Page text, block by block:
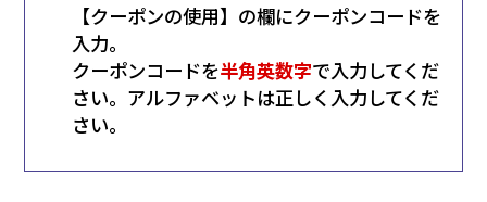
【クーポンの使用】の欄にクーポンコードを
入力。
クーポンコードを半角英数字で入力してくだ
さい。アルファベットは正しく入力してくだ
さい。